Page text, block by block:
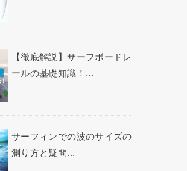
【徹底解説】サーフボードレ
ールの基礎知識！...
サーフィンでの波のサイズの
測り方と疑問...